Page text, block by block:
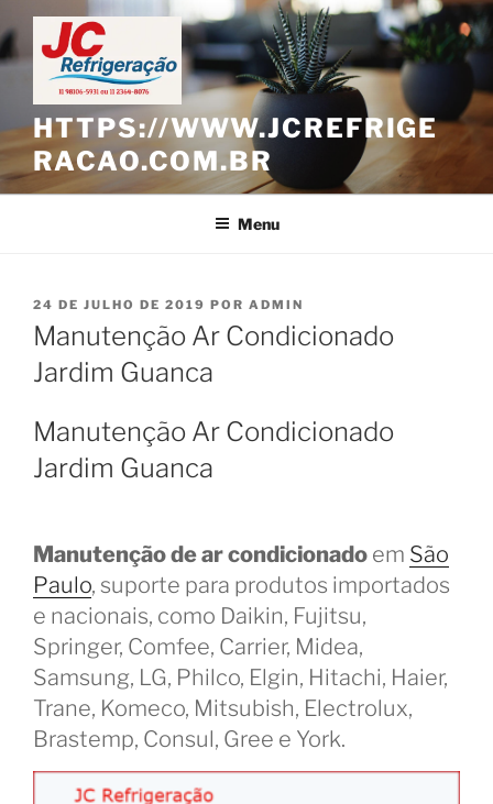
Pular
para
o
conteúdo
HTTPS://WWW.JCREFRIGE
RACAO.COM.BR
Menu
PUBLICADO
EM
24 DE JULHO DE 2019 POR ADMIN
Manutenção Ar Condicionado
Jardim Guanca
Manutenção Ar Condicionado
Jardim Guanca
Manutenção de ar condicionado em São
Paulo, suporte para produtos importados
e nacionais, como Daikin, Fujitsu,
Springer, Comfee, Carrier, Midea,
Samsung, LG, Philco, Elgin, Hitachi, Haier,
Trane, Komeco, Mitsubish, Electrolux,
Brastemp, Consul, Gree e York.